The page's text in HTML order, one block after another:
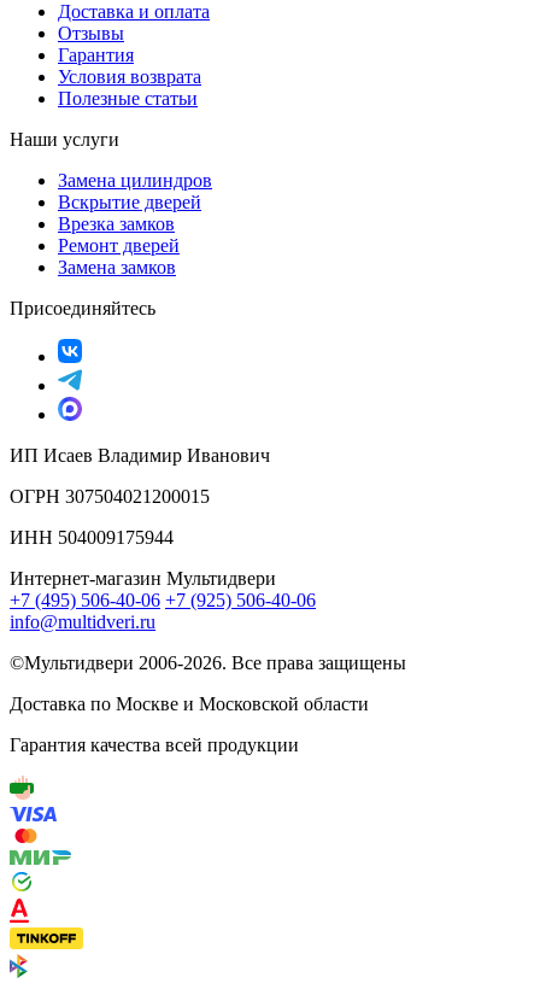
Доставка и оплата
Отзывы
Гарантия
Условия возврата
Полезные статьи
Наши услуги
Замена цилиндров
Вскрытие дверей
Врезка замков
Ремонт дверей
Замена замков
Присоединяйтесь
ИП Исаев Владимир Иванович
ОГРН 307504021200015
ИНН 504009175944
Интернет-магазин Мультидвери
+7 (495) 506-40-06 +7 (925) 506-40-06
info@multidveri.ru
©Мультидвери ‎2006-2026. Все права защищены
Доставка по Москве и Московской области
Гарантия качества всей продукции